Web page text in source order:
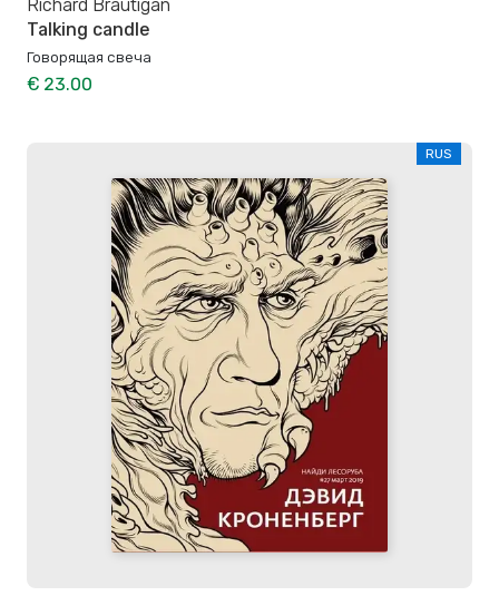
Richard Brautigan
Talking candle
Говорящая свеча
€ 23.00
RUS